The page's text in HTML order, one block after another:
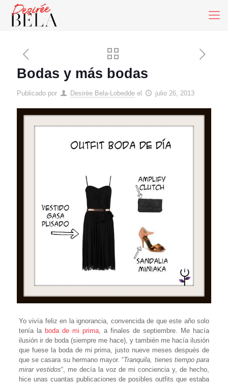
Bodas y más bodas
Publicado por Desirée Bela-Lobedde el julio 26, 2013
Yo vivía feliz en la ignorancia, convencida de que este año solo
tenía la boda de mi prima, a finales de septiembre. Me hacía
ilusión ir de boda (siempre me hace), y también me hacía ilusión
que fuese la boda de mi prima, justo nueve meses después de
que se casara su hermano mayor. “Tranquila, tienes tiempo para
mirar vestidos“, me decía la voz de mi conciencia y, de hecho,
hice unas cuantas publicaciones de posibles outfits que estaba